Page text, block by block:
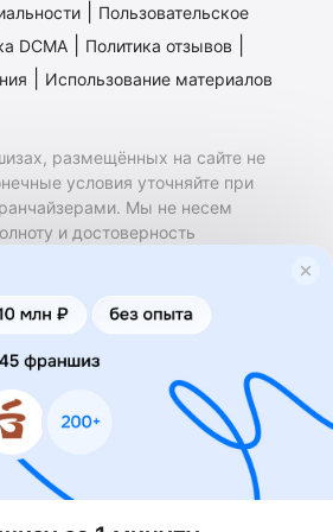
Пользовательское
DCMA Политика отзывов
Использование материалов
размещённых на сайте не
условия уточняйте при
Мы не несем
и достоверность
договоров
(франчайзинга) осуществляется
представителями. Бизнесменс.ру
или представителем
несет ответственность за условия
и действия лиц,
информации, имеющейся
через него. За достоверность
несет ответственность